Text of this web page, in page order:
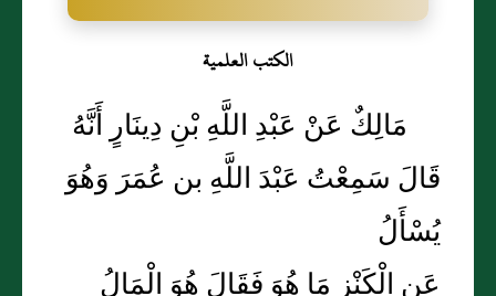
الكتب العلمية
مَالِكٌ عَنْ عَبْدِ اللَّهِ بْنِ دِينَارٍ أَنَّهُ
قَالَ سَمِعْتُ عَبْدَ اللَّهِ بن عُمَرَ وَهُوَ
يُسْأَلُ